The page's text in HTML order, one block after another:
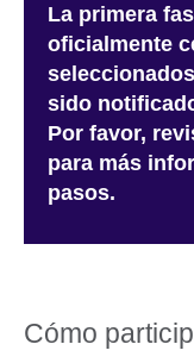
La primera
oficialmente
sido
Por favor,
para más
pasos.
Cómo